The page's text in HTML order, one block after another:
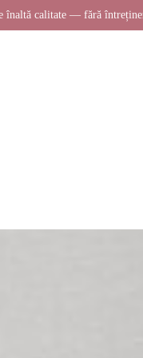
calitate — fără